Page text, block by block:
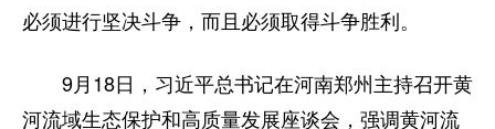
必须进行坚决斗争，而且必须取得斗争胜利。
9月18日，习近平总书记在河南郑州主持召开黄
河流域生态保护和高质量发展座谈会，强调黄河流